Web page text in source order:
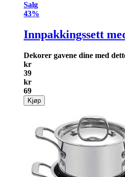
Salg
43%
Innpakkingssett
Dekorer gavene dine med
kr
39
kr
69
Kjøp